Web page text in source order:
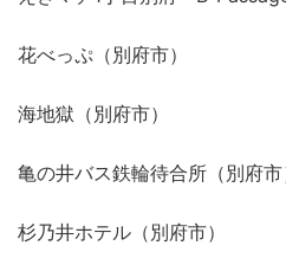
花べっぷ（別府市）
海地獄（別府市）
亀の井バス鉄輪待合所（別府市
杉乃井ホテル（別府市）